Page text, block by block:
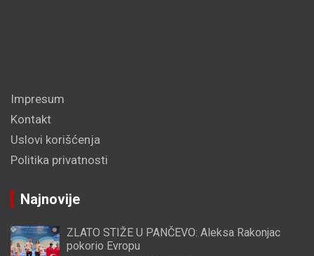
Impresum
Kontakt
Uslovi korišćenja
Politika privatnosti
Najnovije
ZLATO STIŽE U PANČEVO: Aleksa Rakonjac
pokorio Evropu